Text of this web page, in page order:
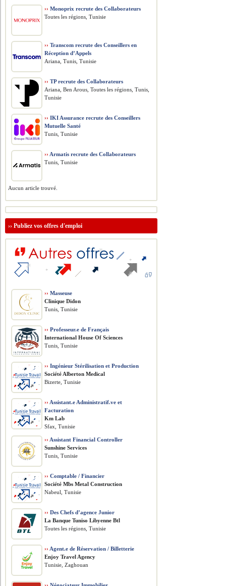
›› Monoprix recrute des Collaborateurs
Toutes les régions, Tunisie
›› Transcom recrute des Conseillers en
Réception d’Appels
Ariana, Tunis, Tunisie
›› TP recrute des Collaborateurs
Ariana, Ben Arous, Toutes les régions, Tunis,
Tunisie
›› IKI Assurance recrute des Conseillers
Mutuelle Santé
Tunis, Tunisie
›› Armatis recrute des Collaborateurs
Tunis, Tunisie
Aucun article trouvé.
››Publiez vos offres d'emploi
›› Masseuse
Clinique Didon
Tunis, Tunisie
›› Professeur.e de Français
International House Of Sciences
Tunis, Tunisie
›› Ingénieur Stérilisation et Production
Société Alberton Medical
Bizerte, Tunisie
›› Assistant.e Administratif.ve et
Facturation
Km Lab
Sfax, Tunisie
›› Assistant Financial Controller
Sunshine Services
Tunis, Tunisie
›› Comptable / Financier
Société Mbs Metal Construction
Nabeul, Tunisie
›› Des Chefs d’agence Junior
La Banque Tuniso Libyenne Btl
Toutes les régions, Tunisie
›› Agent.e de Réservation / Billetterie
Enjoy Travel Agency
Tunisie, Zaghouan